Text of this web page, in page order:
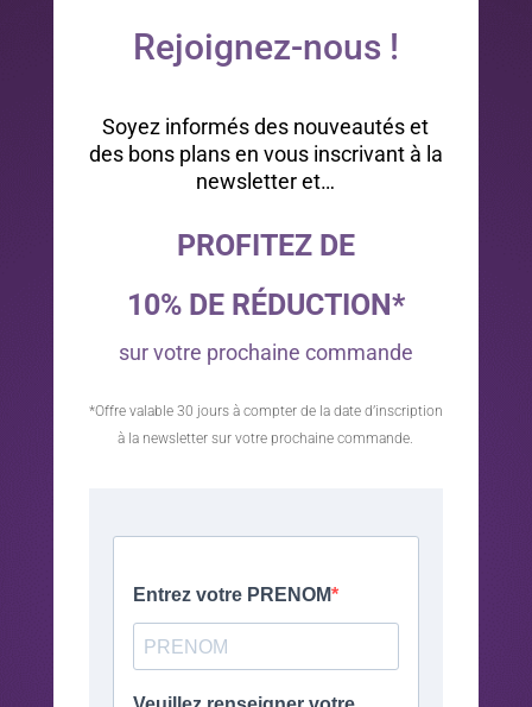
Rejoignez-nous !
Soyez informés des nouveautés et
des bons plans en vous inscrivant à la
newsletter et…
PROFITEZ DE
10% DE RÉDUCTION*
sur votre prochaine commande
*Offre valable 30 jours à compter de la date d’inscription
à la newsletter sur votre prochaine commande.